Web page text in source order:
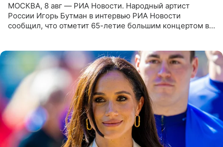
МОСКВА, 8 авг — РИА Новости. Народный артист
России Игорь Бутман в интервью РИА Новости
сообщил, что отметит 65-летие большим концертом в